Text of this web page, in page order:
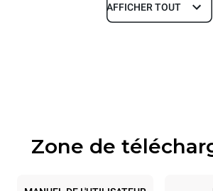
Dimensions
Caractéristiques de la
5
AFFICHER TOUT
Zone de